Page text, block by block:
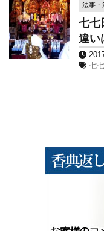
法事・
七七
違い
七